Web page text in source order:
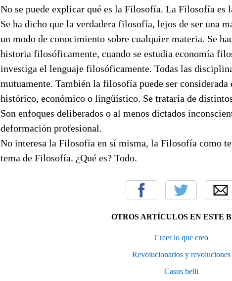
No se puede explicar qué es la Filosofía. La Filosofía es
Se ha dicho que la verdadera filosofía, lejos de ser una
un modo de conocimiento sobre cualquier materia. Se
historia filosóficamente, cuando se estudia economía
investiga el lenguaje filosóficamente. Todas las
mutuamente. También la filosofía puede ser considerada
histórico, económico o lingüístico. Se trataría de
Son enfoques deliberados o al menos dictados
deformación profesional.
No interesa la Filosofía en sí misma, la Filosofía como
tema de Filosofía. ¿Qué es? Todo.
OTROS ARTÍCULOS EN ESTE
Creer lo que creo
Revolucionarios y revoluciones
Casus belli